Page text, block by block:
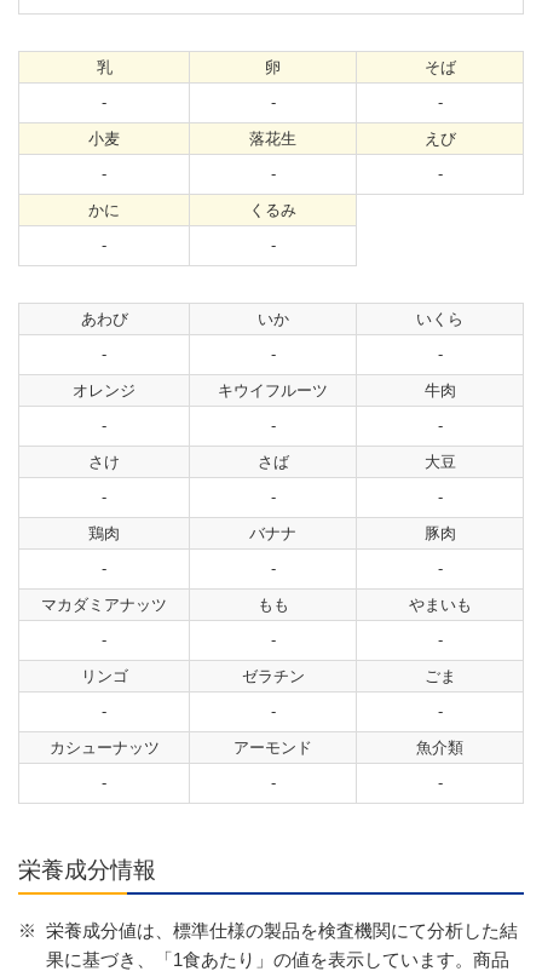
乳
-
卵
-
そば
-
小麦
-
落花生
-
えび
-
かに
-
くるみ
-
あわび
-
いか
-
いくら
-
オレンジ
-
キウイフルーツ
-
牛肉
-
さけ
-
さば
-
大豆
-
鶏肉
-
バナナ
-
豚肉
-
マカダミアナッツ
-
もも
-
やまいも
-
リンゴ
-
ゼラチン
-
ごま
-
カシューナッツ
-
アーモンド
-
魚介類
-
栄養成分情報
※ 栄養成分値は、標準仕様の製品を検査機関にて分析した結
果に基づき、「1食あたり」の値を表示しています。商品